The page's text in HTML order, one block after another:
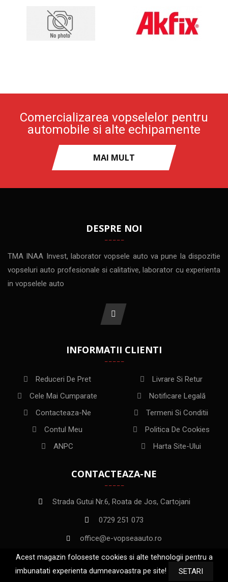
Comercializarea vopselelor pentru
automobile si alte echipamente
MAI MULT
DESPRE NOI
TMA INAA Invest, laborator vopsele auto va pune la dispozitie
vopseluri auto profesionale si calitative, laborator cu experienta
in vopselele auto
INFORMATII CLIENTI
Reduceri De Pret
Cele Mai Cumparate
Contacteaza-Ne
Contul Meu
ANPC
Livrare Si Retur
Notificare Legală
Termeni Si Conditii
Politica De Cookies
Harta Site-Ului
CONTACTEAZA-NE
Strada Gutui Nr.6, Roata de Jos, Cartojani
0729 251 073
office@e-vopseaauto.ro
Acest magazin foloseste cookies si alte tehnologii pentru a
imbunatati experienta dumneavoastra pe site!
SETARI